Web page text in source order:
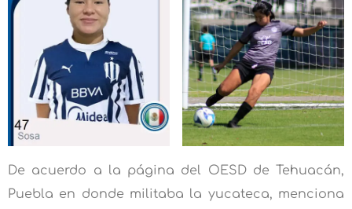
De acuerdo a la página del OESD de Tehuacán,
Puebla en donde militaba la yucateca, menciona